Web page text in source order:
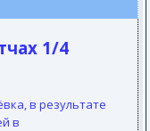
1/4
в результате
в